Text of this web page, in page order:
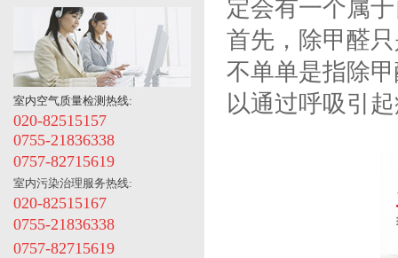
室内空气质量检测热线:
020-82515157
0755-21836338
0757-82715619
室内污染治理服务热线:
020-82515167
0755-21836338
0757-82715619
定会有一个属
首先，除甲醛
不单单是指除
以通过呼吸引